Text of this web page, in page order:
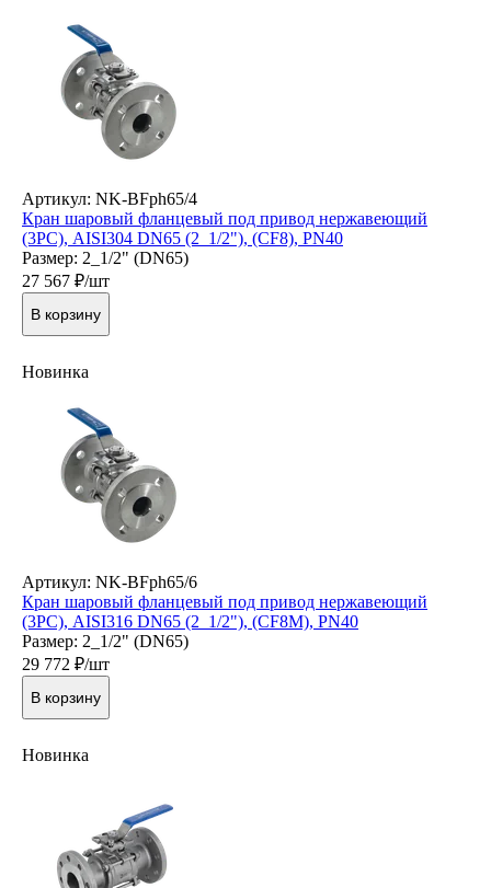
Артикул: NK-BFph65/4
Кран шаровый фланцевый под привод нержавеющий
(3PC), AISI304 DN65 (2_1/2"), (CF8), PN40
Размер: 2_1/2" (DN65)
27 567 ₽/шт
В корзину
Новинка
Артикул: NK-BFph65/6
Кран шаровый фланцевый под привод нержавеющий
(3PC), AISI316 DN65 (2_1/2"), (CF8M), PN40
Размер: 2_1/2" (DN65)
29 772 ₽/шт
В корзину
Новинка